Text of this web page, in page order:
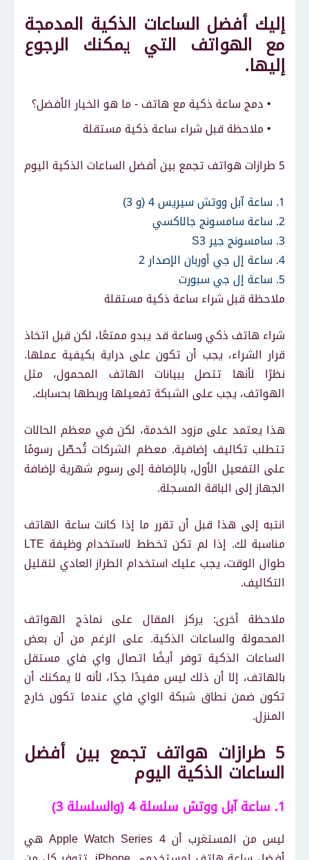
إليك أفضل الساعات الذكية المدمجة
مع الهواتف التي يمكنك الرجوع
إليها.
دمج ساعة ذكية مع هاتف - ما هو الخيار الأفضل؟
ملاحظة قبل شراء ساعة ذكية مستقلة
5 طرازات هواتف تجمع بين أفضل الساعات الذكية اليوم
1. ساعة آبل ووتش سيريس 4 (و 3)
2. ساعة سامسونج جالاكسي
3. سامسونج جير S3
4. ساعة إل جي أوربان الإصدار 2
5. ساعة إل جي سبورت
ملاحظة قبل شراء ساعة ذكية مستقلة
شراء هاتف ذكي وساعة قد يبدو ممتعًا، لكن قبل اتخاذ
قرار الشراء، يجب أن تكون على دراية بكيفية عملها.
نظرًا لأنها تتصل ببيانات الهاتف المحمول، مثل
الهواتف، يجب على الشبكة تفعيلها وربطها بحسابك.
هذا يعتمد على مزود الخدمة، لكن في معظم الحالات
تتطلب تكاليف إضافية. معظم الشركات تُحصّل رسومًا
على التفعيل الأول، بالإضافة إلى رسوم شهرية لإضافة
الجهاز إلى الباقة المسجلة.
انتبه إلى هذا قبل أن تقرر ما إذا كانت ساعة الهاتف
مناسبة لك. إذا لم تكن تخطط لاستخدام وظيفة LTE
طوال الوقت، يجب عليك استخدام الطراز العادي لتقليل
التكاليف.
ملاحظة أخرى: يركز المقال على نماذج الهواتف
المحمولة والساعات الذكية. على الرغم من أن بعض
الساعات الذكية توفر أيضًا اتصال واي فاي مستقل
بالهاتف، إلا أن ذلك ليس مفيدًا جدًا، لأنه لا يمكنك أن
تكون ضمن نطاق شبكة الواي فاي عندما تكون خارج
المنزل.
5 طرازات هواتف تجمع بين أفضل
الساعات الذكية اليوم
1. ساعة آبل ووتش سلسلة 4 (والسلسلة 3)
ليس من المستغرب أن Apple Watch Series 4 هي